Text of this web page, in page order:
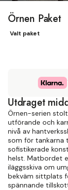
Örnen Paket
Valt paket
Utdraget
Örnen-serien
utförande och
nivå av
som för tankarna
sofistikerade
helst. Matbordet
iläggsskiva om
bekväm sittplats
spännande